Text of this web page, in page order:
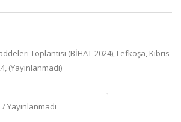
Toplantısı (BİHAT-2024), Lefkoşa, Kıbrıs
(Yayınlanmadı)
Yayınlanmadı